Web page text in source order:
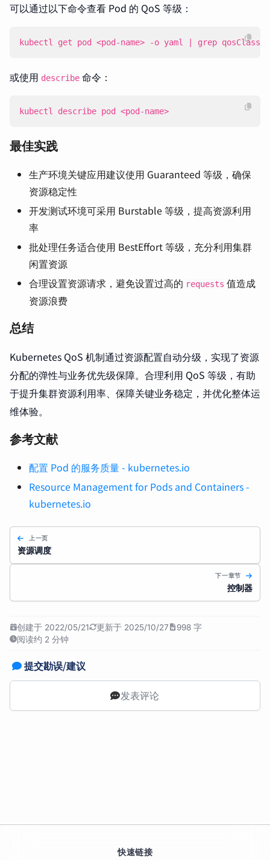
可以通过以下命令查看 Pod 的 QoS 等级：
kubectl get pod <pod-name> -o yaml grep qosClass
或使用 describe 命令：
kubectl describe pod <pod-name>
最佳实践
生产环境关键应用建议使用 Guaranteed 等级，确保
资源稳定性
开发测试环境可采用 Burstable 等级，提高资源利用
率
批处理任务适合使用 BestEffort 等级，充分利用集群
闲置资源
合理设置资源请求，避免设置过高的 requests 值造成
资源浪费
总结
Kubernetes QoS 机制通过资源配置自动分级，实现了资源
分配的弹性与业务优先级保障。合理利用 QoS 等级，有助
于提升集群资源利用率、保障关键业务稳定，并优化整体运
维体验。
参考文献
配置 Pod 的服务质量 - kubernetes.io
Resource Management for Pods and Containers -
kubernetes.io
上一页
资源调度
下一章节
控制器
创建于 2022/05/21 更新于 2025/10/27
998 字
阅读约 2 分钟
提交勘误/建议
发表评论
快速链接